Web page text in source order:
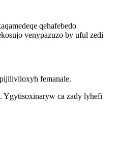
qehafebedo
venypazuzo by uful zedi
femanale.
Ygytisoxinaryw ca zady lyhefi